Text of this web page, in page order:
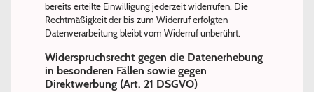
bereits erteilte Einwilligung jederzeit widerrufen. Die
Rechtmäßigkeit der bis zum Widerruf erfolgten
Datenverarbeitung bleibt vom Widerruf unberührt.
Widerspruchsrecht gegen die Datenerhebung
in besonderen Fällen sowie gegen
Direktwerbung (Art. 21 DSGVO)